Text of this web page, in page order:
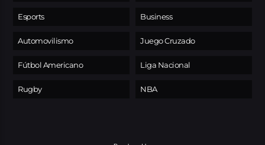
Esports
Automovilismo
Fútbol Americano
Rugby
Business
Juego Cruzado
Liga Nacional
NBA